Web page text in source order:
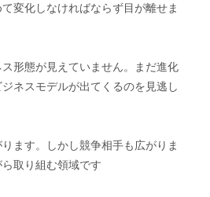
変化しなければならず目が離せま
形態が見えていません。まだ進化
ネスモデルが出てくるのを見逃し
ます。しかし競争相手も広がりま
取り組む領域です